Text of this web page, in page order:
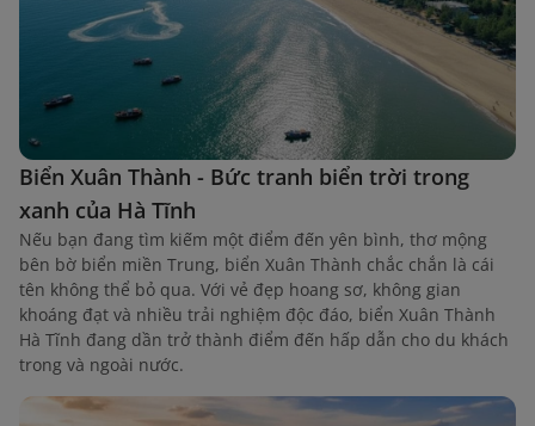
Biển Xuân Thành - Bức tranh biển trời trong
xanh của Hà Tĩnh
Nếu bạn đang tìm kiếm một điểm đến yên bình, thơ mộng
bên bờ biển miền Trung, biển Xuân Thành chắc chắn là cái
tên không thể bỏ qua. Với vẻ đẹp hoang sơ, không gian
khoáng đạt và nhiều trải nghiệm độc đáo, biển Xuân Thành
Hà Tĩnh đang dần trở thành điểm đến hấp dẫn cho du khách
trong và ngoài nước.